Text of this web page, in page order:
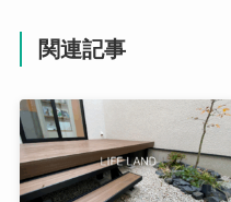
関連記事